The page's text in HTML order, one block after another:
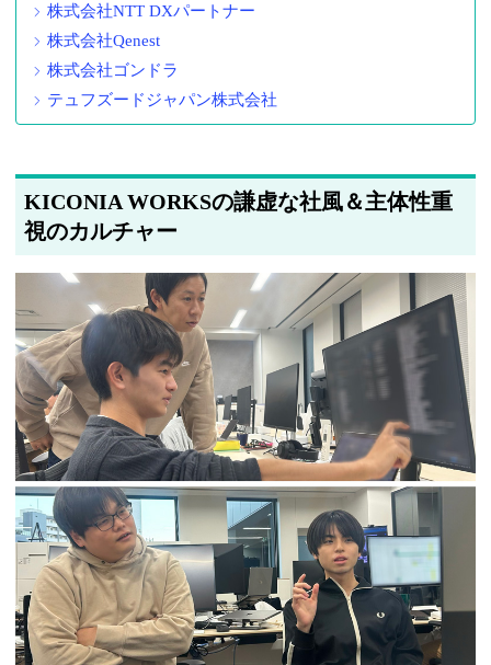
株式会社NTT DXパートナー
株式会社Qenest
株式会社ゴンドラ
テュフズードジャパン株式会社
KICONIA WORKSの謙虚な社風＆主体性重
視のカルチャー